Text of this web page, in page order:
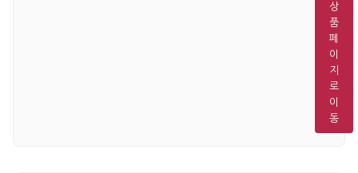
상
품
페
이
지
로
이
동